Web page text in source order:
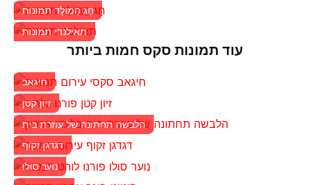
חַג הַמוֹלָד תמונות
תאילנדי תמונות
עוד תמונות סקס חמות ביותר
חיגאב
זיון קטן
הלבשה תחתונה של עוזרת בית
דגדגן זקוף
נוער סולו